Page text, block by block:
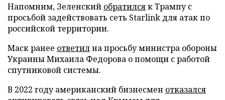
Напомним, Зеленский обратилсяк Трампу с
просьбой задействовать сеть Starlink для атак по
российской территории.
Маск ранее ответилна просьбу министра обороны
Украины Михаила Федорова о помощи с работой
спутниковой системы.
В 2022 году американский бизнесмен отказался